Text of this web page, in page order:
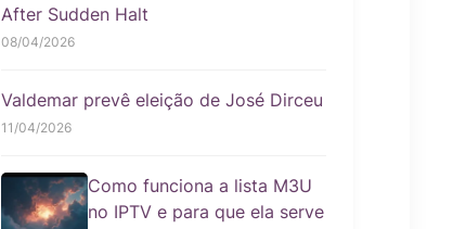
After Sudden Halt
08/04/2026
Valdemar prevê eleição de José Dirceu
11/04/2026
Como funciona a lista M3U
no IPTV e para que ela serve